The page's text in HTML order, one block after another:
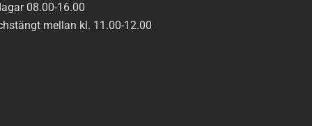
08.00-16.00
mellan kl. 11.00-12.00